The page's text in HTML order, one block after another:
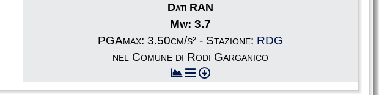
Dati RAN
Mw: 3.7
PGAmax: 3.50cm/s² - Stazione: RDG
nel Comune di Rodi Garganico